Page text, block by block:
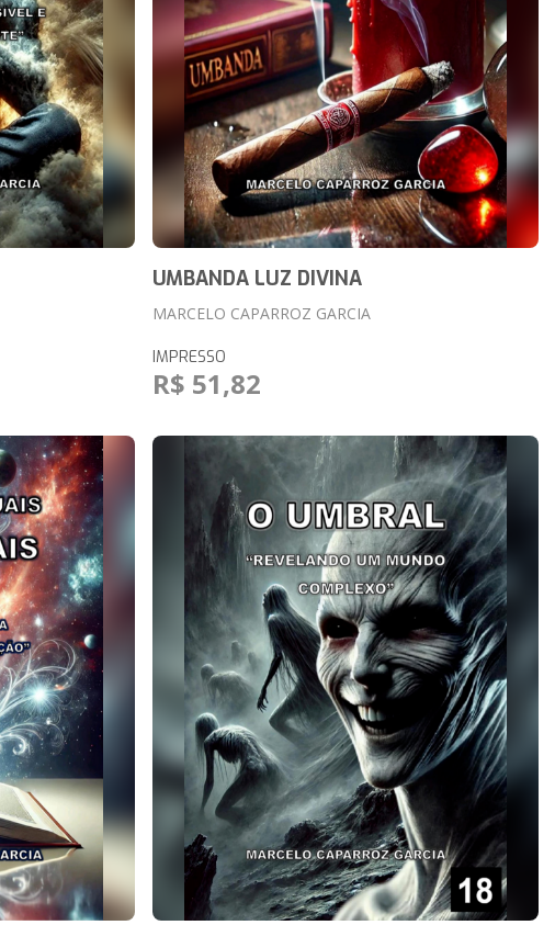
UMBANDA LUZ DIVINA
MARCELO CAPARROZ GARCIA
IMPRESSO
R$ 51,82